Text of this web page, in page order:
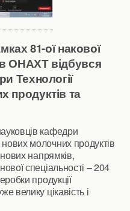
81-ої накової
ОНАХТ відбувся
Технології
продуктів та
кафедри
молочних продуктів
напрямків,
спеціальності – 204
продукції
велику цікавість і